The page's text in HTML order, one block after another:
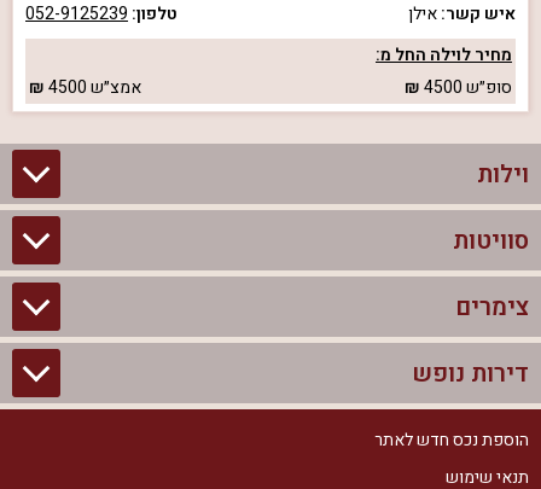
איש קשר:אילן טלפון: 052-9125239
מחיר לוילה החל מ:
סופ״ש4500 אמצ״ש4500
וילות
וילות בצפון
וילות להשכרה
וילות למסיבת רווקים
סוויטות
סוויטות בצפון
צימרים לזוגות עם בריכה פרטית
צימרים יוקרתיים
צימרים
צימרים בצפון
צימרים לזוגות
דירות נופש
דירות נופש בצפון
הוספת נכס חדש לאתר
תנאי שימוש